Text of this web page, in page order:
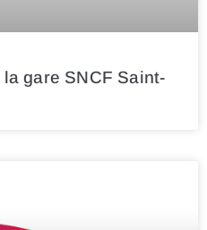
gare SNCF Saint-